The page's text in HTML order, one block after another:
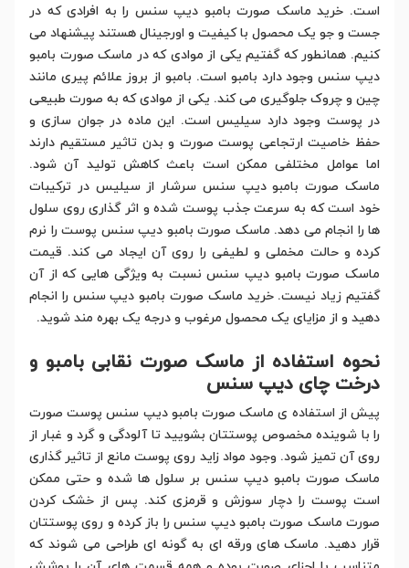
است. خرید ماسک صورت بامبو دیپ سنس را به افرادی که در
جست و جو یک محصول با کیفیت و اورجینال هستند پیشنهاد می
کنیم. همانطور که گفتیم یکی از موادی که در ماسک صورت بامبو
دیپ سنس وجود دارد بامبو است. بامبو از بروز علائم پیری مانند
چین و چروک جلوگیری می کند. یکی از موادی که به صورت طبیعی
در پوست وجود دارد سیلیس است. این ماده در جوان سازی و
حفظ خاصیت ارتجاعی پوست صورت و بدن تاثیر مستقیم دارند
اما عوامل مختلفی ممکن است باعث کاهش تولید آن شود.
ماسک صورت بامبو دیپ سنس سرشار از سیلیس در ترکیبات
خود است که به سرعت جذب پوست شده و اثر گذاری روی سلول
ها را انجام می دهد. ماسک صورت بامبو دیپ سنس پوست را نرم
کرده و حالت مخملی و لطیفی را روی آن ایجاد می کند. قیمت
ماسک صورت بامبو دیپ سنس نسبت به ویژگی هایی که از آن
گفتیم زیاد نیست. خرید ماسک صورت بامبو دیپ سنس را انجام
دهید و از مزایای یک محصول مرغوب و درجه یک بهره مند شوید.
نحوه استفاده از ماسک صورت نقابی بامبو و
درخت چای دیپ سنس
پیش از استفاده ی ماسک صورت بامبو دیپ سنس پوست صورت
را با شوینده مخصوص پوستتان بشویید تا آلودگی و گرد و غبار از
روی آن تمیز شود. وجود مواد زاید روی پوست مانع از تاثیر گذاری
ماسک صورت بامبو دیپ سنس بر سلول ها شده و حتی ممکن
است پوست را دچار سوزش و قرمزی کند. پس از خشک کردن
صورت ماسک صورت بامبو دیپ سنس را باز کرده و روی پوستتان
قرار دهید. ماسک های ورقه ای به گونه ای طراحی می شوند که